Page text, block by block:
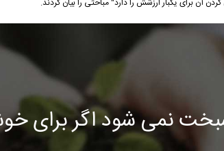
آن برای یکبار ارزشش را دارد" مباحثی را بیان کردند.
نمی شود اگر برای